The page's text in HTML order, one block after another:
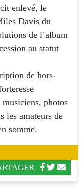
enlevé, le
Davis du
de l’album
au statut
de hors-
photos
les amateurs de
somme.